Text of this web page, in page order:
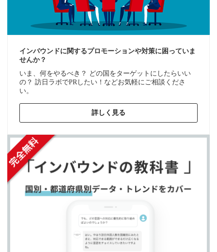
インバウンドに関するプロモーションや対策に困っていま
せんか？
いま、何をやるべき？ どの国をターゲットにしたらいい
の？ 訪日ラボでPRしたい！などお気軽にご相談くださ
い。
詳しく見る